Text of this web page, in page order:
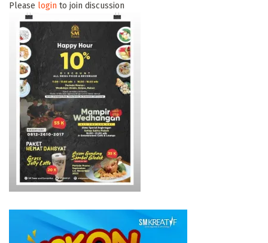
Please login to join discussion